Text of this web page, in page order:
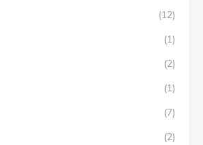
(12)
(1)
(2)
(1)
(7)
(2)